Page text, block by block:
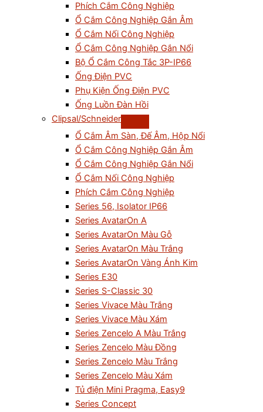
Phích Cắm Công Nghiệp
Ổ Cắm Công Nghiệp Gắn Âm
Ổ Cắm Nối Công Nghiệp
Ổ Cắm Công Nghiệp Gắn Nổi
Bộ Ổ Cắm Công Tắc 3P-IP66
Ống Điện PVC
Phụ Kiện Ống Điện PVC
Ống Luồn Đàn Hồi
Clipsal/Schneider
Ổ Cắm Âm Sàn, Đế Âm, Hộp Nổi
Ổ Cắm Công Nghiệp Gắn Âm
Ổ Cắm Công Nghiệp Gắn Nổi
Ổ Cắm Nối Công Nghiệp
Phích Cắm Công Nghiệp
Series 56, Isolator IP66
Series AvatarOn A
Series AvatarOn Màu Gỗ
Series AvatarOn Màu Trắng
Series AvatarOn Vàng Ánh Kim
Series E30
Series S-Classic 30
Series Vivace Màu Trắng
Series Vivace Màu Xám
Series Zencelo A Màu Trắng
Series Zencelo Màu Đồng
Series Zencelo Màu Trắng
Series Zencelo Màu Xám
Tủ điện Mini Pragma, Easy9
Series Concept